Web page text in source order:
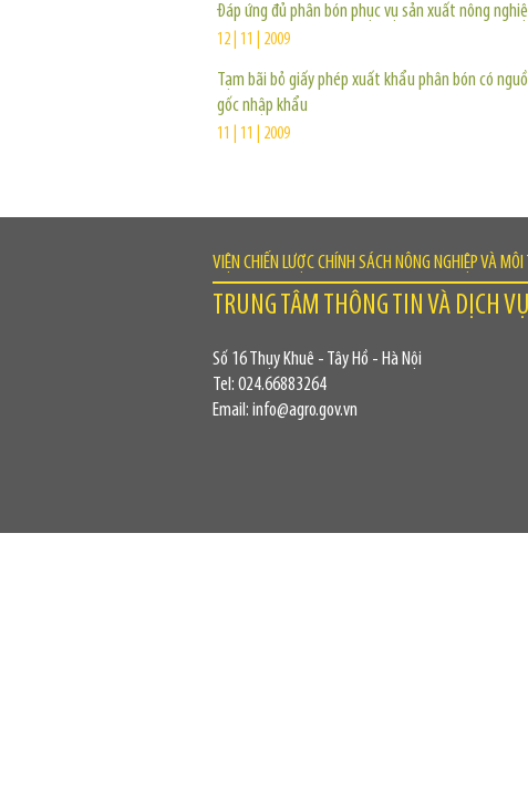
Đáp ứng đủ phân bón phục vụ sản xuất nông
12 | 11 | 2009
Tạm bãi bỏ giấy phép xuất khẩu phân bón có
gốc nhập khẩu
11 | 11 | 2009
VIỆN CHIẾN LƯỢC CHÍNH SÁCH NÔNG NGHIỆP VÀ
TRUNG TÂM THÔNG TIN VÀ DỊCH
Số 16 Thụy Khuê - Tây Hồ - Hà Nội
Tel: 024.66883264
Email: info@agro.gov.vn